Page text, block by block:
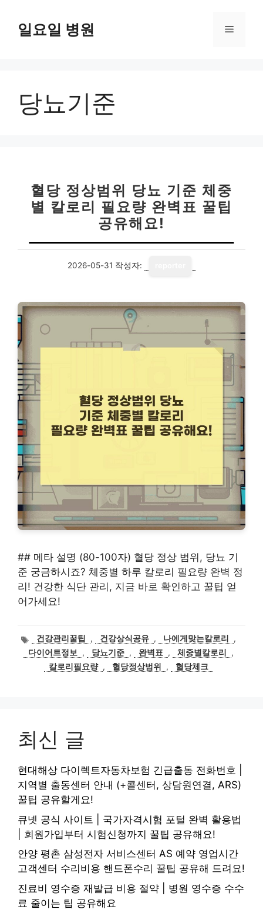
일요일 병원 메
당뇨기준
혈당 정상범위 당뇨 기준 체중
별 칼로리 필요량 완벽표 꿀팁
공유해요!
2026-05-31 작성자:
## 메타 설명 (80-100자) 혈당 정상 범위, 당뇨 기
준 궁금하시죠? 체중별 하루 칼로리 필요량 완벽 정
리! 건강한 식단 관리, 지금 바로 확인하고 꿀팁 얻
어가세요!
태
그
건강관리꿀팁 , 건강상식공유 , 나에게맞는칼로리
,
다이어트정보
, 당뇨기준 , 완벽표 , 체중별칼로리
,
칼로리필요량 , 혈당정상범위 , 혈당체크
최신 글
현대해상 다이렉트자동차보험 긴급출동 전화번호 |
지역별 출동센터 안내 (+콜센터, 상담원연결, ARS)
꿀팁 공유할게요!
큐넷 공식 사이트 | 국가자격시험 포털 완벽 활용법
| 회원가입부터 시험신청까지 꿀팁 공유해요!
안양 평촌 삼성전자 서비스센터 AS 예약 영업시간
고객센터 수리비용 핸드폰수리 꿀팁 공유해 드려요!
진료비 영수증 재발급 비용 절약 | 병원 영수증 수수
료 줄이는 팁 공유해요